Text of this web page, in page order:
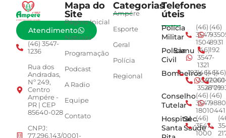
Atendimento
(46) 3547-
1236
Rua dos
Andradas,
Nº 249,
Centro
Ampére -
PR | CEP
85640-028
CNPJ:
77.296.143/0001-
Mapa do
Site
Página Inicial
Notícias
Programação
Podcast
A Radio
Equipe
Contato
Categorias
Ampére
Esporte
Geral
Polícia
Regional
Telefones
úteis
Polícia
Militar
(46)
3547-
1504
(46)
8931
Polícia
Civil
Samu (46)
3547-
1321
192
Bombeiros
193(46)
3547-
3528
(46)
4779
(46)
Conselho
Tutelar
(46)
3547-
1801
(46)
0441
Hospital
Santa
Sec.
Saúde
(46)
3547-
1000